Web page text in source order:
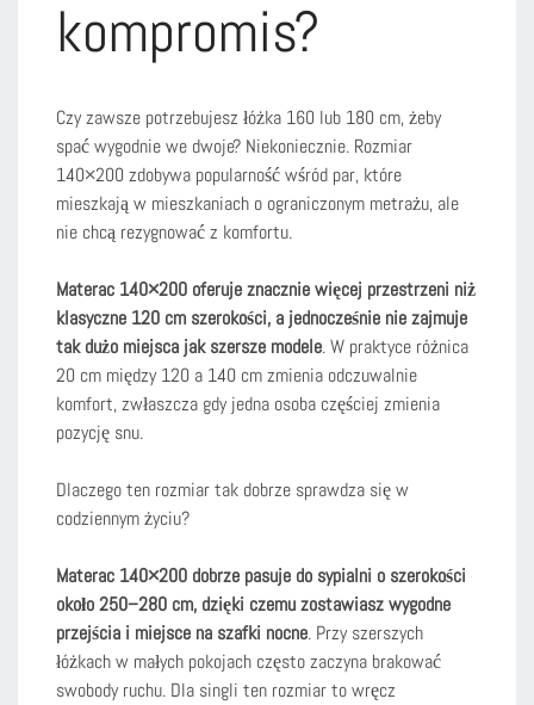
kompromis?
Czy zawsze potrzebujesz łóżka 160 lub 180 cm, żeby
spać wygodnie we dwoje? Niekoniecznie. Rozmiar
140×200 zdobywa popularność wśród par, które
mieszkają w mieszkaniach o ograniczonym metrażu, ale
nie chcą rezygnować z komfortu.
Materac 140×200 oferuje znacznie więcej przestrzeni niż
klasyczne 120 cm szerokości, a jednocześnie nie zajmuje
tak dużo miejsca jak szersze modele. W praktyce różnica
20 cm między 120 a 140 cm zmienia odczuwalnie
komfort, zwłaszcza gdy jedna osoba częściej zmienia
pozycję snu.
Dlaczego ten rozmiar tak dobrze sprawdza się w
codziennym życiu?
Materac 140×200 dobrze pasuje do sypialni o szerokości
około 250–280 cm, dzięki czemu zostawiasz wygodne
przejścia i miejsce na szafki nocne. Przy szerszych
łóżkach w małych pokojach często zaczyna brakować
swobody ruchu. Dla singli ten rozmiar to wręcz